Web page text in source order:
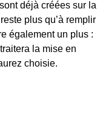
sont déjà créées sur la
plus qu’à remplir
également un plus :
la mise en
choisie.